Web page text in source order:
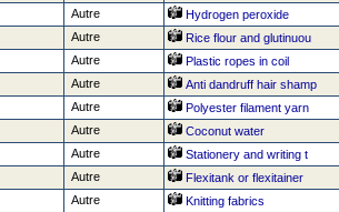
Autre Hydrogen peroxide
Autre Rice flour and glutinuou
Autre Plastic ropes in coil
Autre Anti dandruff hair shamp
Autre Polyester filament yarn
Autre Coconut water
Autre Stationery and writing t
Autre Flexitank or flexitainer
Autre Knitting fabrics